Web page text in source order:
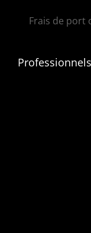
Frais de port
Professionnels